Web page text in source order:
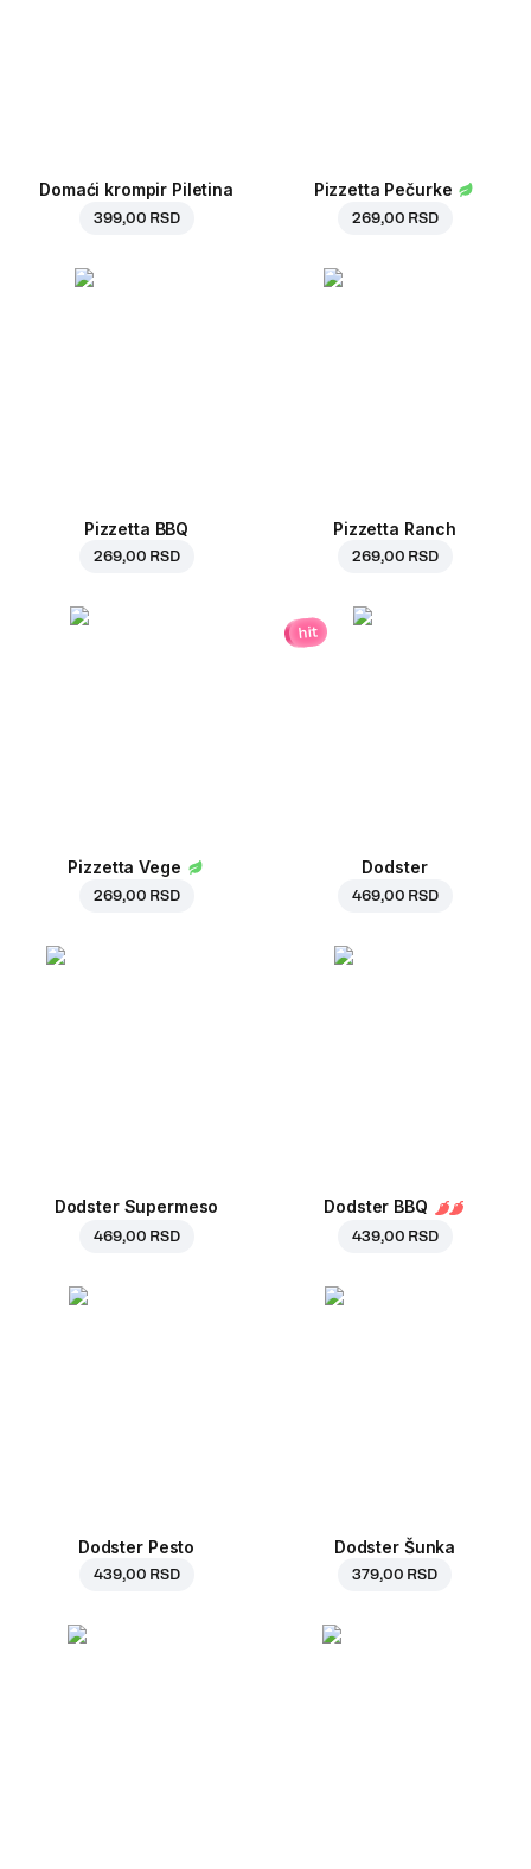
Domaći krompir Piletina
399,00 RSD
Pizzetta Pečurke
269,00 RSD
Pizzetta BBQ
269,00 RSD
Pizzetta Ranch
269,00 RSD
Pizzetta Vege
269,00 RSD
hit
Dodster
469,00 RSD
Dodster Supermeso
469,00 RSD
Dodster BBQ
439,00 RSD
Dodster Pesto
439,00 RSD
Dodster Šunka
379,00 RSD